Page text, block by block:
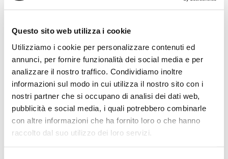
Questo sito web utilizza i cookie
Utilizziamo i cookie per personalizzare contenuti ed
annunci, per fornire funzionalità dei social media e per
analizzare il nostro traffico. Condividiamo inoltre
informazioni sul modo in cui utilizza il nostro sito con i
nostri partner che si occupano di analisi dei dati web,
pubblicità e social media, i quali potrebbero combinarle
con altre informazioni che ha fornito loro o che hanno
raccolto dal suo utilizzo dei loro servizi.
Oggetto:
FORNITURA ELETTRICA TELECONTROLLO
SFIORATORE P.LE NAZARIO SAURO A
MONFALCONE
Codice Fiscale:
Procedura di scelta:
Affidamento ai sensi del Regolamento Generale
Aziendale per Lavori Servizi e Forniture